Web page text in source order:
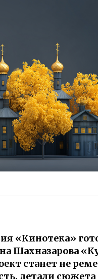
«Кинотека»
Шахназарова
станет не
детали сюжета